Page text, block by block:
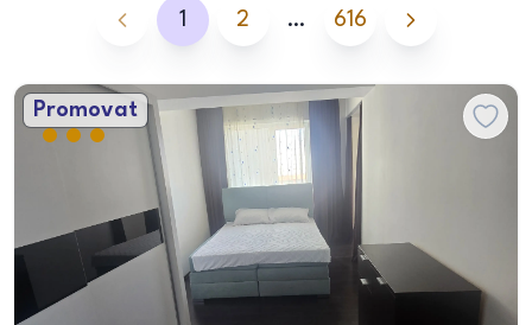
1 2 … 616
Promovat